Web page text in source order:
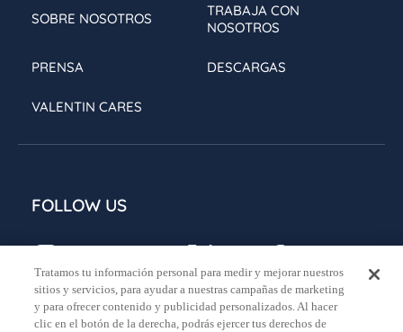
SOBRE NOSOTROS
TRABAJA CON
NOSOTROS
PRENSA DESCARGAS
VALENTIN CARES
FOLLOW US
Tratamos tu información personal para medir y mejorar nuestros
sitios y servicios, para ayudar a nuestras campañas de marketing
y para ofrecer contenido y publicidad personalizados. Al hacer
clic en el botón de la derecha, podrás ejercer tus derechos de